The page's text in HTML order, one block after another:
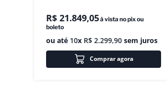
R$ 21.849,05à vista no pix ou
boleto
ou até 10x R$ 2.299,90sem juros
Comprar agora